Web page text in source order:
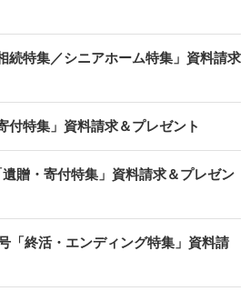
続特集／シニアホーム特集」資料請求
付特集」資料請求＆プレゼント
贈・寄付特集」資料請求＆プレゼン
「終活・エンディング特集」資料請